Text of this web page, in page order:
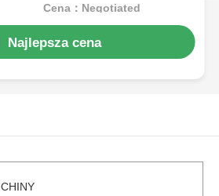
Cena：Negotiated
Najlepsza cena
CHINY